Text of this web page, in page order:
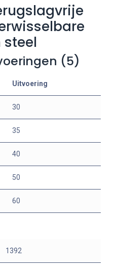
(5)
Uitvoering
30
35
40
50
60
1392